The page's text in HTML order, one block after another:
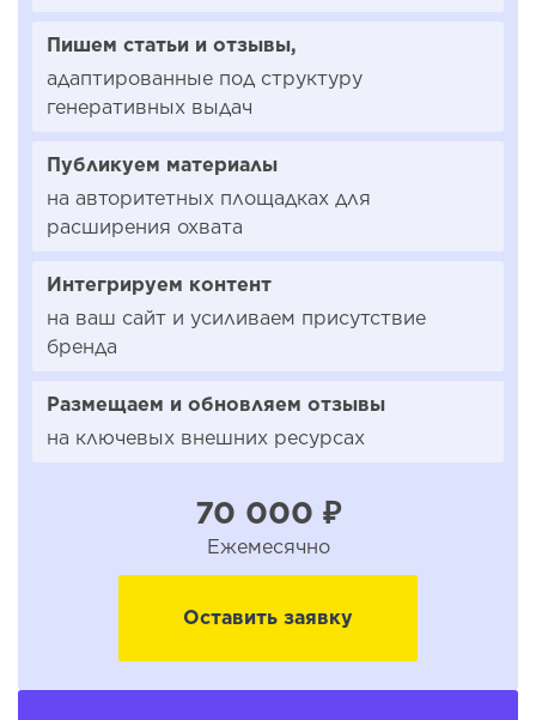
Пишем статьи и отзывы,
адаптированные под структуру
генеративных выдач
Публикуем материалы
на авторитетных площадках для
расширения охвата
Интегрируем контент
на ваш сайт и усиливаем присутствие
бренда
Размещаем и обновляем отзывы
на ключевых внешних ресурсах
70 000 ₽
Ежемесячно
Оставить заявку